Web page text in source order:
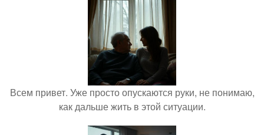
Всем привет. Уже просто опускаются руки, не понимаю,
как дальше жить в этой ситуации.